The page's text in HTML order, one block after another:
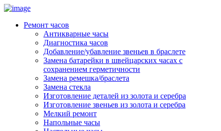
Ремонт часов
Антикварные часы
Диагностика часов
Добавление/убавление звеньев в браслете
Замена батарейки в швейцарских часах с
сохранением герметичности
Замена ремешка/браслета
Замена стекла
Изготовление деталей из золота и серебра
Изготовление звеньев из золота и серебра
Мелкий ремонт
Напольные часы